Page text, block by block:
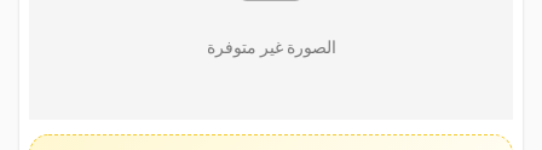
الصورة غير متوفرة